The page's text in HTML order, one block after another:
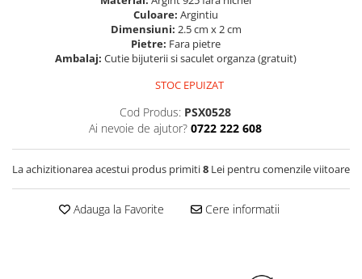
Culoare: Argintiu
Dimensiuni: 2.5 cm x 2 cm
Pietre: Fara pietre
Ambalaj: Cutie bijuterii si saculet organza (gratuit)
STOC EPUIZAT
Cod Produs: PSX0528
Ai nevoie de ajutor? 0722 222 608
La achizitionarea acestui produs primiti8 Lei pentru comenzile viitoare
Adauga la Favorite Cere informatii